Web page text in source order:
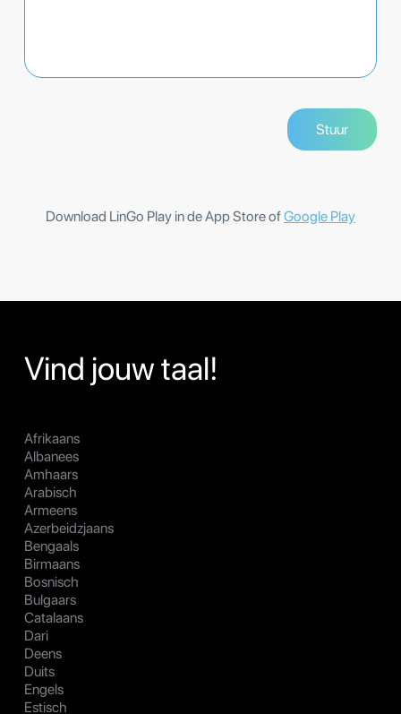
Download LinGo Play in de App Store ofGoogle Play
Vind jouw taal!
Afrikaans
Albanees
Amhaars
Arabisch
Armeens
Azerbeidzjaans
Bengaals
Birmaans
Bosnisch
Bulgaars
Catalaans
Dari
Deens
Duits
Engels
Estisch